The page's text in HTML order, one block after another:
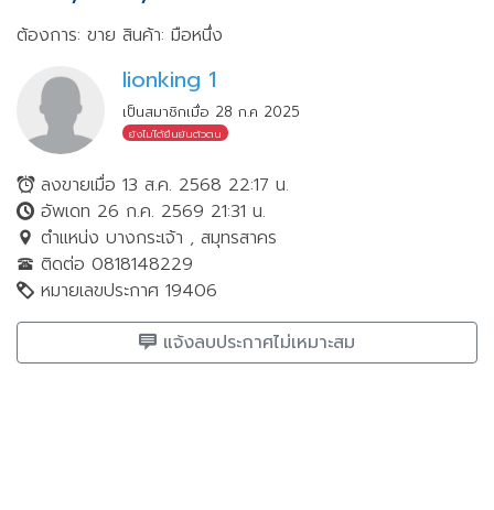
ต้องการ: ขาย สินค้า: มือหนึ่ง
lionking 1
เป็นสมาชิกเมื่อ 28 ก.ค 2025
ยังไม่ได้ยืนยันตัวตน
ลงขายเมื่อ 13 ส.ค. 2568 22:17 น.
อัพเดท 26 ก.ค. 2569 21:31 น.
ตำแหน่ง บางกระเจ้า , สมุทรสาคร
ติดต่อ 0818148229
หมายเลขประกาศ 19406
แจ้งลบประกาศไม่เหมาะสม